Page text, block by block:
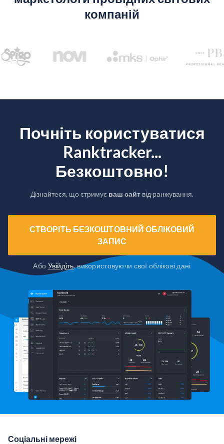
компаній
Почніть користуватися
Ranktracker...
Безкоштовно!
Дізнайтеся, що стримує ваш сайт від ранжування.
СТВОРІТЬ БЕЗКОШТОВНИЙ ОБЛІКОВИЙ
ЗАПИС
Або Увійдіть, використовуючи свої облікові дані
Соціальні мережі